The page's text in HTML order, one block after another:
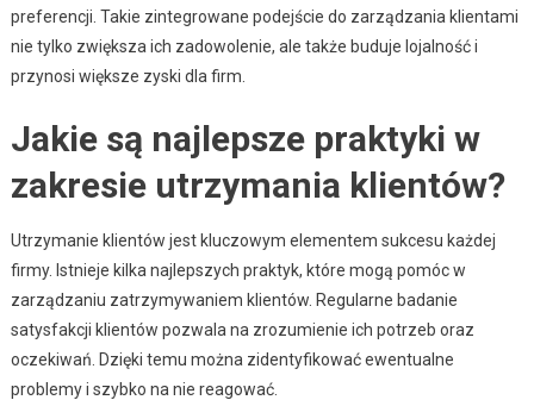
preferencji. Takie zintegrowane podejście do zarządzania klientami
nie tylko zwiększa ich zadowolenie, ale także buduje lojalność i
przynosi większe zyski dla firm.
Jakie są najlepsze praktyki w
zakresie utrzymania klientów?
Utrzymanie klientów jest kluczowym elementem sukcesu każdej
firmy. Istnieje kilka najlepszych praktyk, które mogą pomóc w
zarządzaniu zatrzymywaniem klientów. Regularne badanie
satysfakcji klientów pozwala na zrozumienie ich potrzeb oraz
oczekiwań. Dzięki temu można zidentyfikować ewentualne
problemy i szybko na nie reagować.